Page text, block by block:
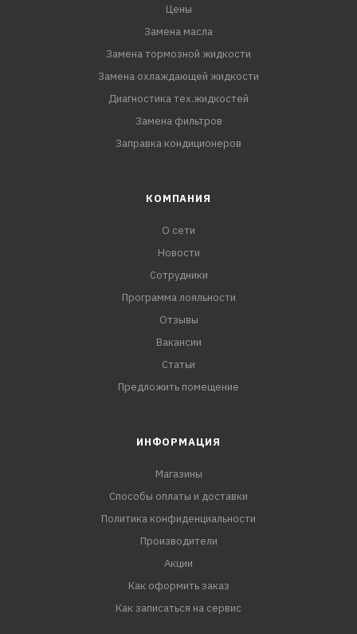
Цены
Замена масла
Замена тормозной жидкости
Замена охлаждающей жидкости
Диагностика тех.жидкостей
Замена фильтров
Заправка кондиционеров
КОМПАНИЯ
О сети
Новости
Сотрудники
Программа лояльности
Отзывы
Вакансии
Статьи
Предложить помещение
ИНФОРМАЦИЯ
Магазины
Способы оплаты и доставки
Политика конфиденциальности
Производители
Акции
Как оформить заказ
Как записаться на сервис